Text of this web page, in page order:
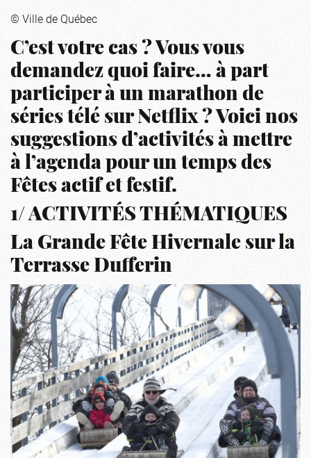
© Ville de Québec
C’est votre cas ? Vous vous
demandez quoi faire… à part
participer à un marathon de
séries télé sur Netflix ? Voici nos
suggestions d’activités à mettre
à l’agenda pour un temps des
Fêtes actif et festif.
1/ ACTIVITÉS THÉMATIQUES
La Grande Fête Hivernale sur la
Terrasse Dufferin